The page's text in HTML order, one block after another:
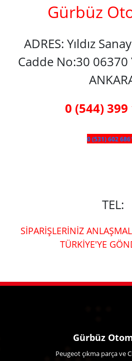
Gürbüz
ADRES: Yıldız
Cadde No:30
0 (544) 399
0 (531) 602
TEL:
SİPARİŞLERİNİZ
TÜRKİYE'YE
Gürbüz
Peugeot çıkma parça ve